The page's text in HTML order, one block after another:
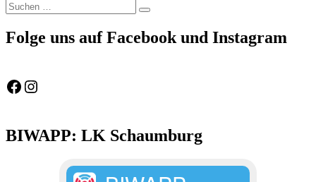
Suchen
nach:
Suchen
Folge uns auf Facebook und Instagram
Feuerwehr Gemeinde Wölpinghausen
fw_gemeinde_woelpinghausen
BIWAPP: LK Schaumburg